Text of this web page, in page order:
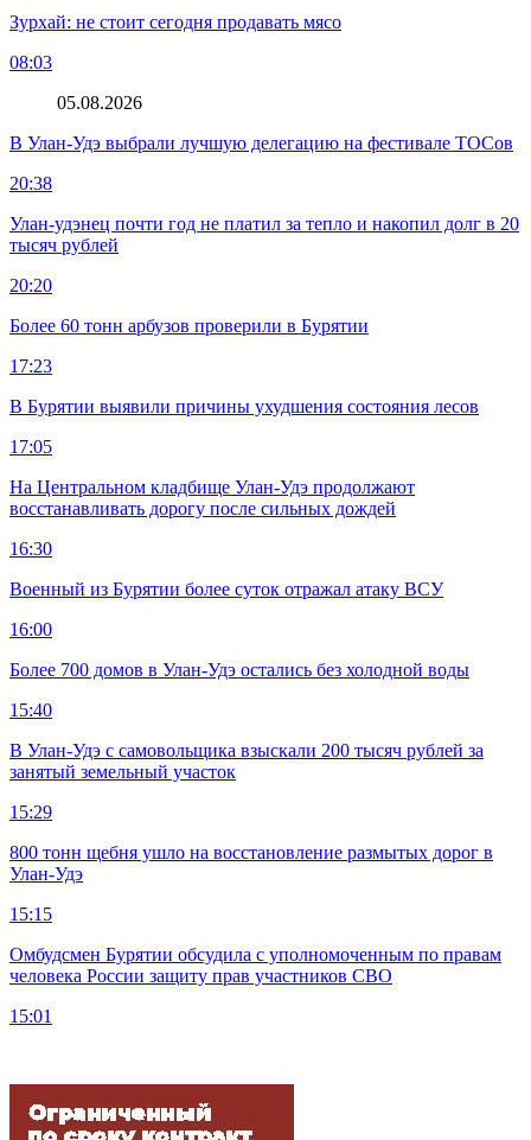
Зурхай: не стоит сегодня продавать мясо
08:03
05.08.2026
В Улан-Удэ выбрали лучшую делегацию на фестивале ТОСов
20:38
Улан-удэнец почти год не платил за тепло и накопил долг в 20
тысяч рублей
20:20
Более 60 тонн арбузов проверили в Бурятии
17:23
В Бурятии выявили причины ухудшения состояния лесов
17:05
На Центральном кладбище Улан-Удэ продолжают
восстанавливать дорогу после сильных дождей
16:30
Военный из Бурятии более суток отражал атаку ВСУ
16:00
Более 700 домов в Улан-Удэ остались без холодной воды
15:40
В Улан-Удэ с самовольщика взыскали 200 тысяч рублей за
занятый земельный участок
15:29
800 тонн щебня ушло на восстановление размытых дорог в
Улан-Удэ
15:15
Омбудсмен Бурятии обсудила с уполномоченным по правам
человека России защиту прав участников СВО
15:01